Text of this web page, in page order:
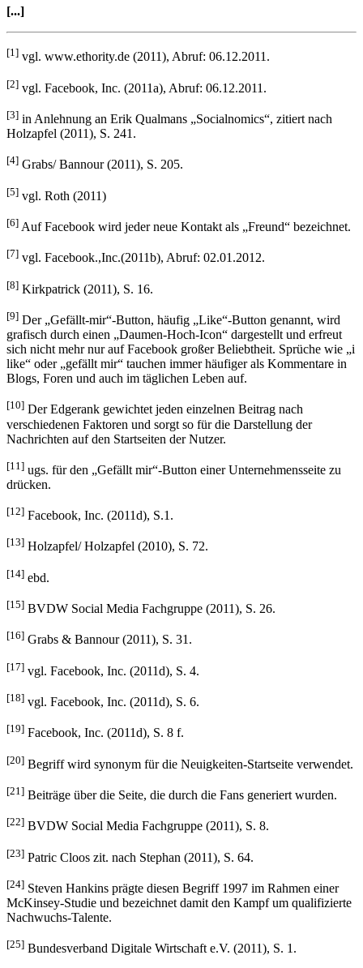
[...]
[1] vgl. www.ethority.de (2011), Abruf: 06.12.2011.
[2] vgl. Facebook, Inc. (2011a), Abruf: 06.12.2011.
[3] in Anlehnung an Erik Qualmans „Socialnomics“, zitiert nach
Holzapfel (2011), S. 241.
[4] Grabs/ Bannour (2011), S. 205.
[5] vgl. Roth (2011)
[6] Auf Facebook wird jeder neue Kontakt als „Freund“ bezeichnet.
[7] vgl. Facebook.,Inc.(2011b), Abruf: 02.01.2012.
[8] Kirkpatrick (2011), S. 16.
[9] Der „Gefällt-mir“-Button, häufig „Like“-Button genannt, wird
grafisch durch einen „Daumen-Hoch-Icon“ dargestellt und erfreut
sich nicht mehr nur auf Facebook großer Beliebtheit. Sprüche wie „i
like“ oder „gefällt mir“ tauchen immer häufiger als Kommentare in
Blogs, Foren und auch im täglichen Leben auf.
[10] Der Edgerank gewichtet jeden einzelnen Beitrag nach
verschiedenen Faktoren und sorgt so für die Darstellung der
Nachrichten auf den Startseiten der Nutzer.
[11] ugs. für den „Gefällt mir“-Button einer Unternehmensseite zu
drücken.
[12] Facebook, Inc. (2011d), S.1.
[13] Holzapfel/ Holzapfel (2010), S. 72.
[14] ebd.
[15] BVDW Social Media Fachgruppe (2011), S. 26.
[16] Grabs & Bannour (2011), S. 31.
[17] vgl. Facebook, Inc. (2011d), S. 4.
[18] vgl. Facebook, Inc. (2011d), S. 6.
[19] Facebook, Inc. (2011d), S. 8 f.
[20] Begriff wird synonym für die Neuigkeiten-Startseite verwendet.
[21] Beiträge über die Seite, die durch die Fans generiert wurden.
[22] BVDW Social Media Fachgruppe (2011), S. 8.
[23] Patric Cloos zit. nach Stephan (2011), S. 64.
[24] Steven Hankins prägte diesen Begriff 1997 im Rahmen einer
McKinsey-Studie und bezeichnet damit den Kampf um qualifizierte
Nachwuchs-Talente.
[25] Bundesverband Digitale Wirtschaft e.V. (2011), S. 1.